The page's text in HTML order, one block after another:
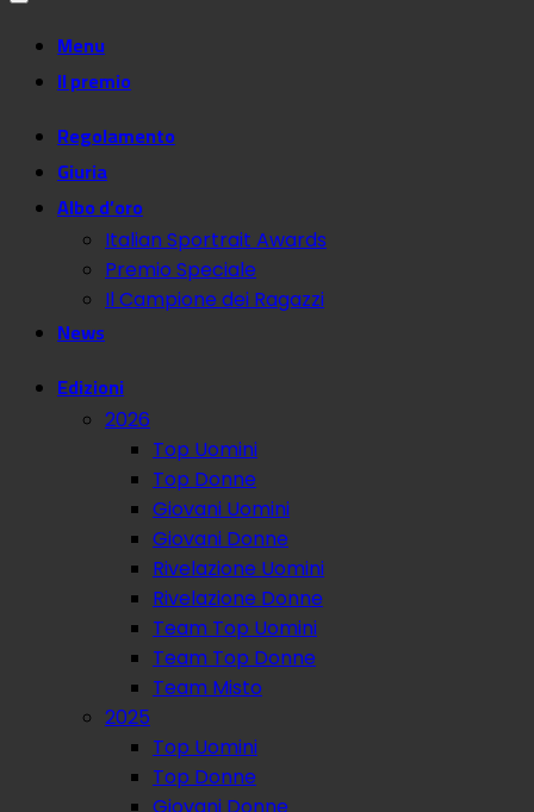
Menu
Il premio
Regolamento
Giuria
Albo d’oro
Italian Sportrait Awards
Premio Speciale
Il Campione dei Ragazzi
News
Edizioni
2026
Top Uomini
Top Donne
Giovani Uomini
Giovani Donne
Rivelazione Uomini
Rivelazione Donne
Team Top Uomini
Team Top Donne
Team Misto
2025
Top Uomini
Top Donne